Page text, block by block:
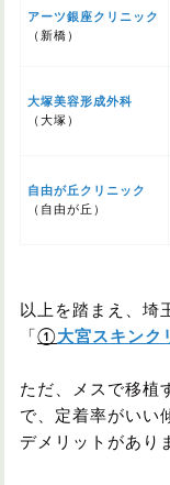
アーツ銀座クリニック
（新橋）
大塚美容形成外科
（大塚）
自由が丘クリニック
（自由が丘）
以上を踏まえ、埼
「 ① 大宮スキンク
ただ、メスで移植
で、定着率がいい
デメリットがあり